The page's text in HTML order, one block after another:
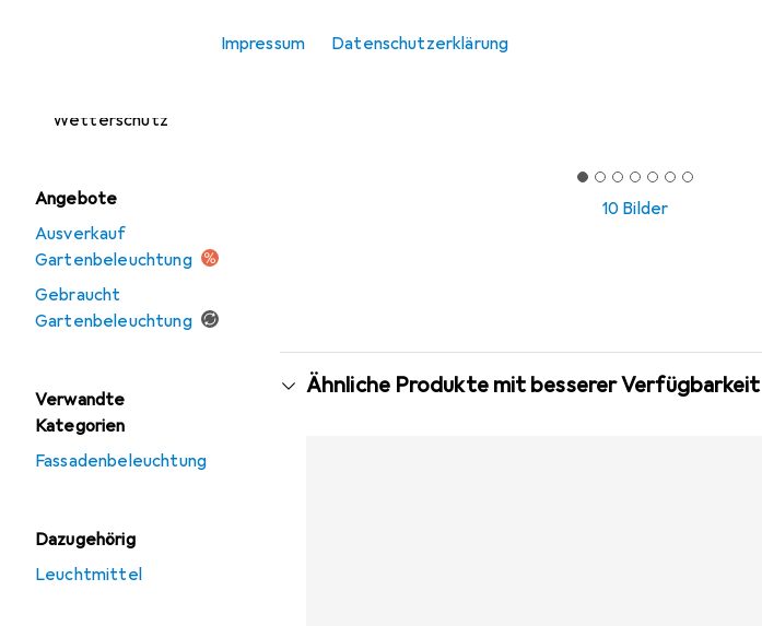
Impressum Datenschutzerklärung
Wetterschutz
Angebote
Ausverkauf
Gartenbeleuchtung
Gebraucht
Gartenbeleuchtung
Verwandte
Kategorien
Fassadenbeleuchtung
Dazugehörig
Leuchtmittel
10 Bilder
Ähnliche Produkte mit besserer Verfügbarkeit